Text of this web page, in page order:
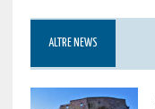
ALTRE NEWS